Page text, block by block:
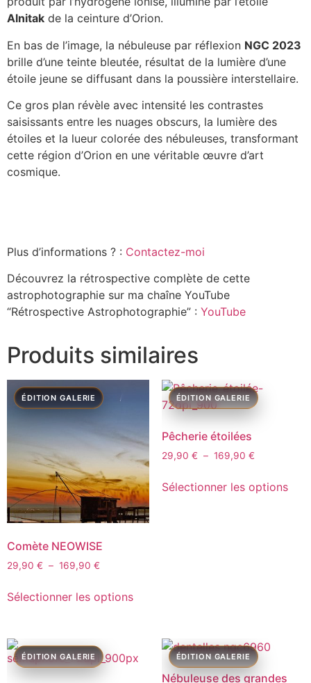
Alnitak de la ceinture d’Orion.
En bas de l’image, la nébuleuse par réflexion NGC 2023
brille d’une teinte bleutée, résultat de la lumière d’une
étoile jeune se diffusant dans la poussière interstellaire.
Ce gros plan révèle avec intensité les contrastes
saisissants entre les nuages obscurs, la lumière des
étoiles et la lueur colorée des nébuleuses, transformant
cette région d’Orion en une véritable œuvre d’art
cosmique.
Plus d’informations ? : Contactez-moi
Découvrez la rétrospective complète de cette
astrophotographie sur ma chaîne YouTube
“Rétrospective Astrophotographie” : YouTube
Produits similaires
Comète NEOWISE
29,90 € – 169,90 €
Sélectionner les options
Pêcherie étoilées
29,90 € – 169,90 €
Sélectionner les options
Nébuleuse des grandes